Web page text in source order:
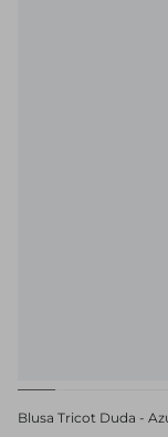
Blusa Tricot Duda -